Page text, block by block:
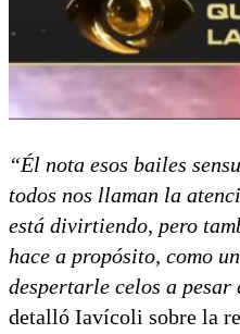
“Él nota esos bailes
todos nos llaman la
está divirtiendo, pero
hace a propósito, como
despertarle celos a
detalló Iavícoli sobre la